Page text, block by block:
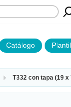
Catálogo
T332 con tapa (19